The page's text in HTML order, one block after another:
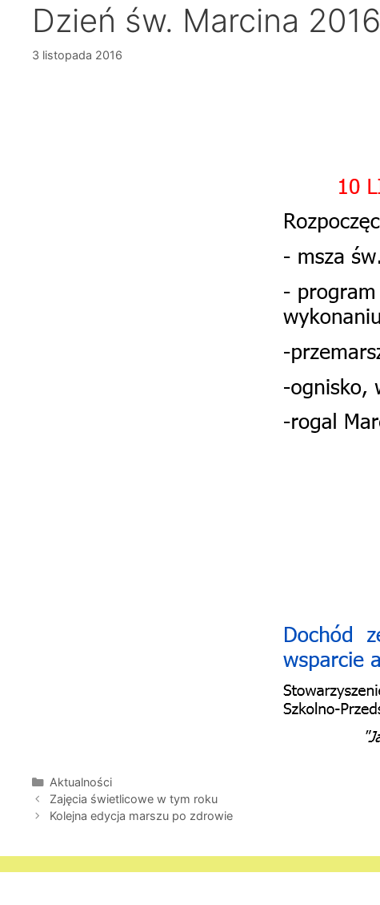
Dzień św. Marcina 2016
3 listopada 2016
Kategorie
Aktualności
Zajęcia świetlicowe w tym roku
Kolejna edycja marszu po zdrowie